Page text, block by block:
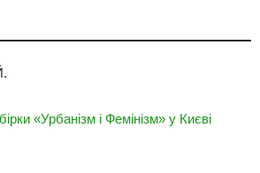
«Урбанізм і Фемінізм» у Києві